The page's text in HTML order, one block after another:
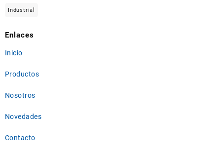
Industrial
Enlaces
Inicio
Productos
Nosotros
Novedades
Contacto